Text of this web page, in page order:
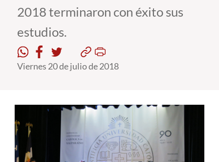
Estudiantes
Académicos
Funcionarios
Alumni
2018 terminaron con éxito sus
estudios.
Viernes 20 de julio de 2018